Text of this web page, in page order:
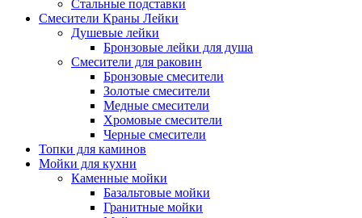
Стальные подставки
Смесители Краны Лейки
Душевые лейки
Бронзовые лейки для душа
Смесители для раковин
Бронзовые смесители
Золотые смесители
Медные смесители
Хромовые смесители
Черные смесители
Топки для каминов
Мойки для кухни
Каменные мойки
Базальтовые мойки
Гранитные мойки